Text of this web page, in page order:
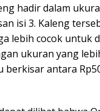
hadir dalam
isi 3. Kaleng
lebih cocok untuk
ukuran yang
berkisar antara